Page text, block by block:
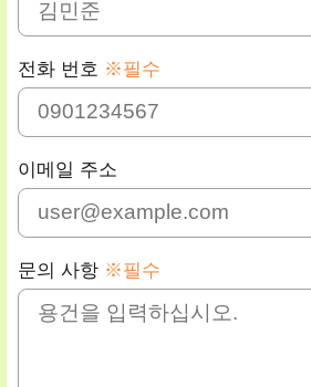
전화 번호 ※필수
이메일 주소
문의 사항 ※필수